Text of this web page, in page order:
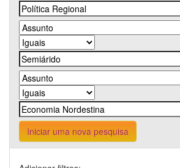
Iniciar uma nova pesquisa